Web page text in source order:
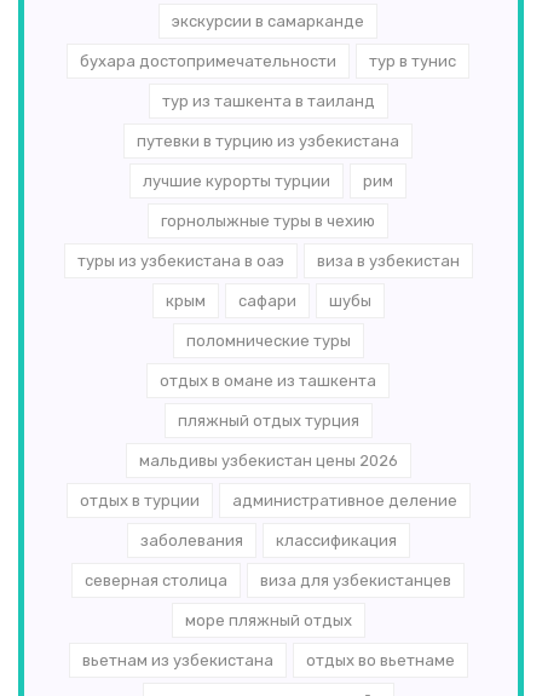
экскурсии в самарканде
бухара достопримечательности тур в тунис
тур из ташкента в таиланд
путевки в турцию из узбекистана
лучшие курорты турции рим
горнолыжные туры в чехию
туры из узбекистана в оаэ виза в узбекистан
крым сафари шубы
поломнические туры
отдых в омане из ташкента
пляжный отдых турция
мальдивы узбекистан цены 2026
отдых в турции административное деление
заболевания классификация
северная столица виза для узбекистанцев
море пляжный отдых
вьетнам из узбекистана отдых во вьетнаме